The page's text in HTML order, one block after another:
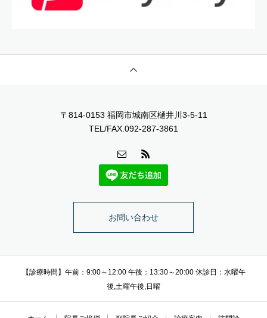
〒814-0153 福岡市城南区樋井川3-5-11
TEL/FAX.092-287-3861
お問い合わせ
【診療時間】午前：9:00～12:00 午後：13:30～20:00 休診日：水曜午
後,土曜午後,日曜